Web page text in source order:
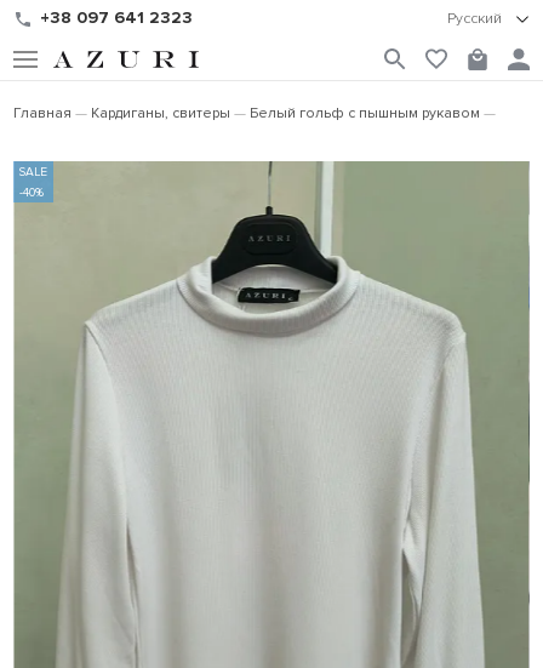
+38 097 641 2323 Русский
Главная Кардиганы, свитеры Белый гольф с пышным рукавом